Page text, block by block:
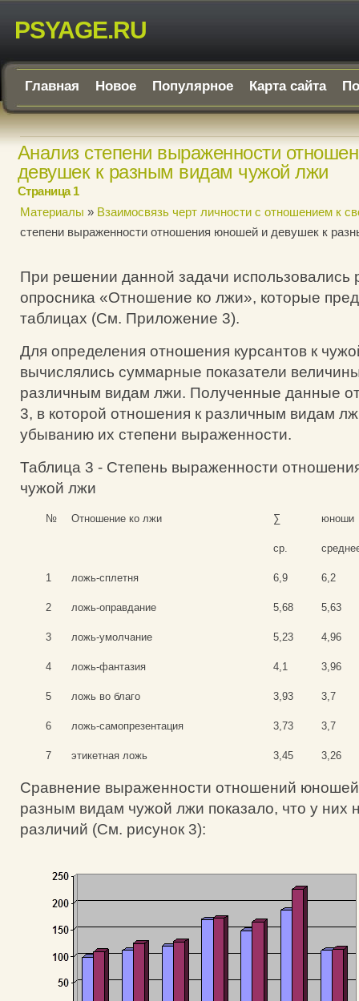
PSYAGE.RU
Главная Новое Популярное Карта сайта
Анализ степени выраженности
девушек к разным видам чужой лжи
Страница 1
Материалы » Взаимосвязь черт личности с отношением к
степени выраженности отношения юношей и девушек к
При решении данной задачи использовались
опросника «Отношение ко лжи», которые
таблицах (См. Приложение 3).
Для определения отношения курсантов к
вычислялись суммарные показатели
различным видам лжи. Полученные данные
3, в которой отношения к различным видам
убыванию их степени выраженности.
Таблица 3 - Степень выраженности
чужой лжи
№ Отношение ко лжи ∑
ср.
юноши
1 ложь-сплетня 6,9 6,2
2 ложь-оправдание 5,68 5,63
3 ложь-умолчание 5,23 4,96
4 ложь-фантазия 4,1 3,96
5 ложь во благо 3,93 3,7
6 ложь-самопрезентация 3,73 3,7
7 этикетная ложь 3,45 3,26
Сравнение выраженности отношений юношей
разным видам чужой лжи показало, что у них
различий (См. рисунок 3):